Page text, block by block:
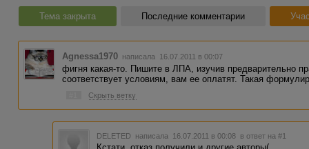
Тема закрыта Последние комментарии
Agnessa1970 написала 16.07.2011 в 00:07
фигня какая-то. Пишите в ЛПА, изучив предварительно
соответствует условиям, вам ее оплатят. Такая
Скрыть ветку
DELETED написала 16.07.2011 в 00:08 в ответ на #1